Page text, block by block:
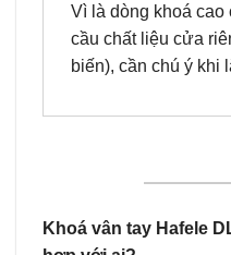
Vì là dòng khoá cao
cầu chất liệu cửa
biến), cần chú ý khi
Khoá vân tay Hafele